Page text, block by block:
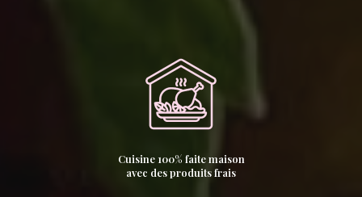
Cuisine 100% faite maison
avec des produits frais